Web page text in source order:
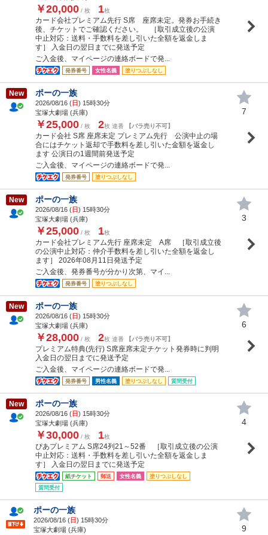
￥20,000 / 枚 1枚
カード会社プレミアム先行 S席 座席未定。発券お手続き
後、チケットでご確認ください。 ［取引成立後の公演
中止対応：送料・手数料を差し引いた全額を返金しま
す］ 入金日の翌日までに発送予定
ご入金後、マイページの連絡ボードで発...
発券番号 女性名義 塗りつぶしなし
New ポーの一族
2026/08/16 (日) 15時30分
宝塚大劇場 (兵庫)
￥25,000 / 枚 2枚 連番 【バラ売り不可】
カード会社 S席 座席未定 プレミアム先行 公演中止の場
合にはチケット返却で手数料を差し引いた金額を返金し
ます 公演日の1週間前発送予定
ご入金後、マイページの連絡ボードで発...
発券番号 塗りつぶしなし
7
New ポーの一族
2026/08/16 (日) 15時30分
宝塚大劇場 (兵庫)
￥25,000 / 枚 1枚
カード会社プレミアム先行 座席未定 A席 ［取引成立後
の公演中止対応：仲介手数料を差し引いた全額を返金し
ます］ 2026年08月11日発送予定
ご入金後、発券番号が分かり次第、マイ...
発券番号 塗りつぶしなし
3
New ポーの一族
2026/08/16 (日) 15時30分
宝塚大劇場 (兵庫)
￥28,000 / 枚 2枚 連番 【バラ売り不可】
プレミアム特典(先行) S席座席未定チケット発券時に判明
入金日の翌日までに発送予定
ご入金後、マイページの連絡ボードで発...
発券番号 男性名義 塗りつぶしなし 質問受付
6
New ポーの一族
2026/08/16 (日) 15時30分
宝塚大劇場 (兵庫)
￥30,000 / 枚 1枚
ぴあプレミアム S席24列21～52番 ［取引成立後の公演
中止対応：送料・手数料を差し引いた全額を返金しま
す］ 入金日の翌日までに発送予定
紙チケット 郵送 女性名義
塗りつぶしなし
質問受付
4
ポーの一族
2026/08/16 (日) 15時30分
宝塚大劇場 (兵庫)
9